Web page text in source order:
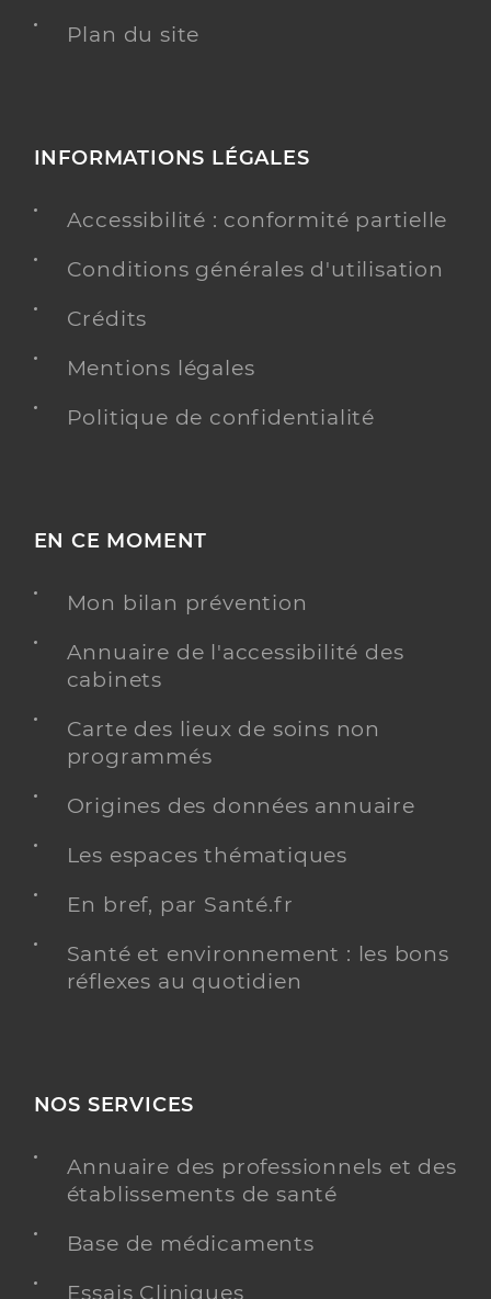
Plan du site
INFORMATIONS LÉGALES
Accessibilité : conformité partielle
Conditions générales d'utilisation
Crédits
Mentions légales
Politique de confidentialité
EN CE MOMENT
Mon bilan prévention
Annuaire de l'accessibilité des
cabinets
Carte des lieux de soins non
programmés
Origines des données annuaire
Les espaces thématiques
En bref, par Santé.fr
Santé et environnement : les bons
réflexes au quotidien
NOS SERVICES
Annuaire des professionnels et des
établissements de santé
Base de médicaments
Essais Cliniques